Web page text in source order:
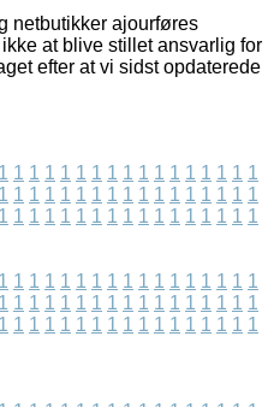
netbutikker ajourføres
at blive stillet ansvarlig for
efter at vi sidst opdaterede
1 1 1 1 1 1 1 1 1 1 1 1 1 1 1 1 1
1 1 1 1 1 1 1 1 1 1 1 1 1 1 1 1 1
1 1 1 1 1 1 1 1 1 1 1 1 1 1 1 1 1
1 1 1 1 1 1 1 1 1 1 1 1 1 1 1 1 1
1 1 1 1 1 1 1 1 1 1 1 1 1 1 1 1 1
1 1 1 1 1 1 1 1 1 1 1 1 1 1 1 1 1